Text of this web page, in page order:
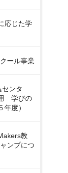
応じた学
ール事業
ンタ
学びの
年度）
教
ンプにつ